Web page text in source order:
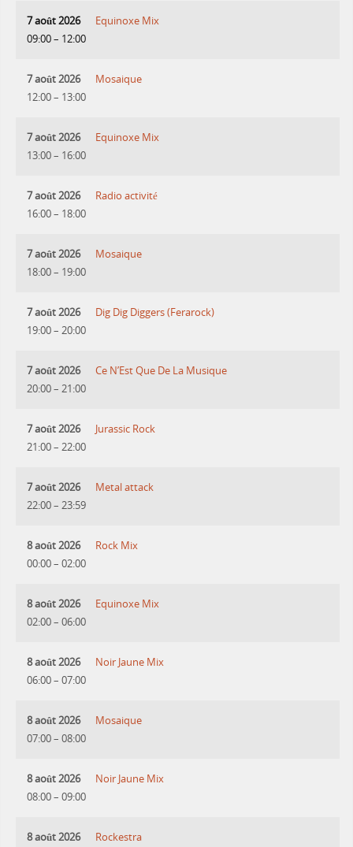
7 août 2026
09:00– 12:00
Equinoxe Mix
7 août 2026
12:00– 13:00
Mosaique
7 août 2026
13:00– 16:00
Equinoxe Mix
7 août 2026
16:00– 18:00
Radio activité
7 août 2026
18:00– 19:00
Mosaique
7 août 2026
19:00– 20:00
Dig Dig Diggers (Ferarock)
7 août 2026
20:00– 21:00
Ce N’Est Que De La Musique
7 août 2026
21:00– 22:00
Jurassic Rock
7 août 2026
22:00– 23:59
Metal attack
8 août 2026
00:00– 02:00
Rock Mix
8 août 2026
02:00– 06:00
Equinoxe Mix
8 août 2026
06:00– 07:00
Noir Jaune Mix
8 août 2026
07:00– 08:00
Mosaique
8 août 2026
08:00– 09:00
Noir Jaune Mix
8 août 2026
Rockestra